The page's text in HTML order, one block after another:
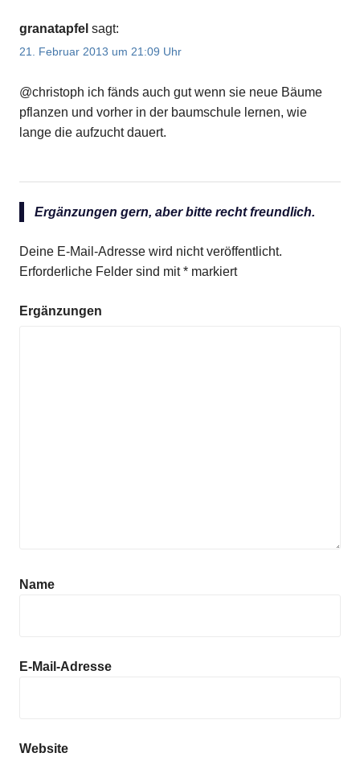
granatapfel sagt:
21. Februar 2013 um 21:09 Uhr
@christoph ich fänds auch gut wenn sie neue Bäume
pflanzen und vorher in der baumschule lernen, wie
lange die aufzucht dauert.
Ergänzungen gern, aber bitte recht freundlich.
Deine E-Mail-Adresse wird nicht veröffentlicht.
Erforderliche Felder sind mit* markiert
Ergänzungen
Name
E-Mail-Adresse
Website